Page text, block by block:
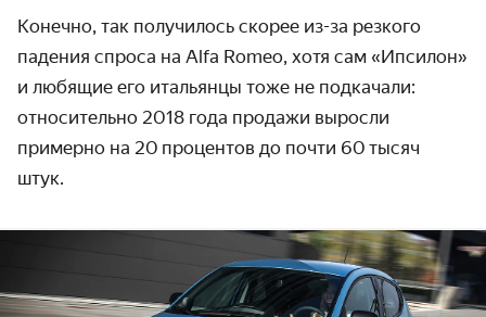
Конечно, так получилось скорее из-за резкого
падения спроса на Alfa Romeo, хотя сам «Ипсилон»
и любящие его итальянцы тоже не подкачали:
относительно 2018 года продажи выросли
примерно на 20 процентов до почти 60 тысяч
штук.